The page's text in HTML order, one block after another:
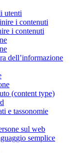
utenti
i contenuti
i contenuti
dell’informazione
(content type)
e tassonomie
sul web
semplice